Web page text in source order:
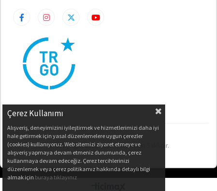
© Copyright 2026 Valiz / Her Hakkı Saklıdır.
Çerez Kullanımı
Alışveriş, deneyimizini iyileştirmek ve hizmetlerimizi daha iyi
hale getirmek için yasal düzenlemelere uygun çerezler
(cookies) kullanıyoruz. Web sitemizi ziyaret etmeye ve
alışveriş yapmaya devam etmeniz durumunda, çerez
kullanmaya devam edeceğiz. Çerez tercihlerinizi
düzenlemek veya çerez politikamız hakkında detaylı bilgi
almak için buraya tıklayınız